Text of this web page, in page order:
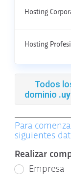
Hosting
Hosting
Todos
dominio .uy
Para
siguientes
Realizar
Empresa